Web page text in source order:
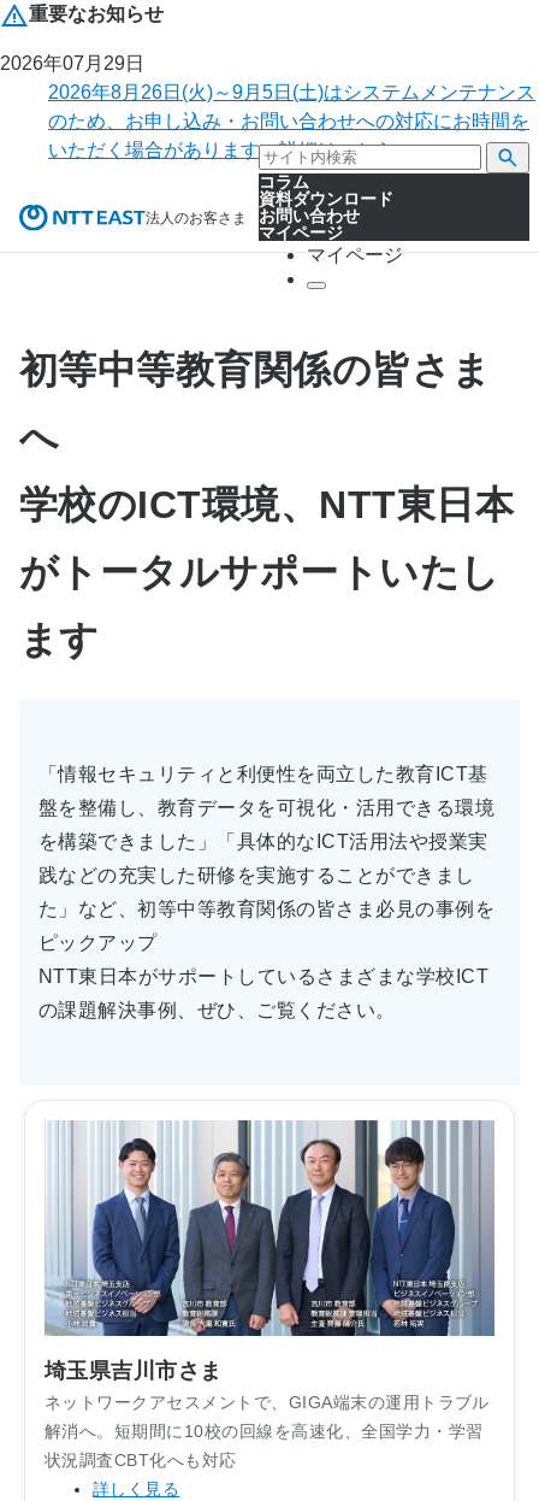
重要なお知らせ
2026年07月29日
2026年8月26日(火)～9月5日(土)はシステムメンテナンス
のため、お申し込み・お問い合わせへの対応にお時間を
いただく場合があります。詳細はこちら。
法人のお客さま
コラム
資料ダウンロード
お問い合わせ
マイページ
マイページ
初等中等教育関係の皆さま
へ
学校のICT環境、NTT東日本
がトータルサポートいたし
ます
「情報セキュリティと利便性を両立した教育ICT基
盤を整備し、教育データを可視化・活用できる環境
を構築できました」「具体的なICT活用法や授業実
践などの充実した研修を実施することができまし
た」など、初等中等教育関係の皆さま必見の事例を
ピックアップ
NTT東日本がサポートしているさまざまな学校ICT
の課題解決事例、ぜひ、ご覧ください。
埼玉県吉川市さま
ネットワークアセスメントで、GIGA端末の運用トラブル
解消へ。短期間に10校の回線を高速化、全国学力・学習
状況調査CBT化へも対応
詳しく見る